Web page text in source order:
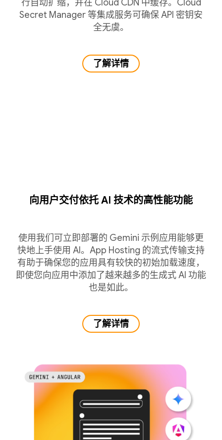
行自动扩缩，并在 Cloud CDN 中缓存。Cloud
Secret Manager 等集成服务可确保 API 密钥安
全无虞。
了解详情
向用户交付依托 AI 技术的高性能功能
使用我们可立即部署的 Gemini 示例应用能够更
快地上手使用 AI。App Hosting 的流式传输支持
有助于确保您的应用具有较快的初始加载速度，
即使您向应用中添加了越来越多的生成式 AI 功能
也是如此。
了解详情